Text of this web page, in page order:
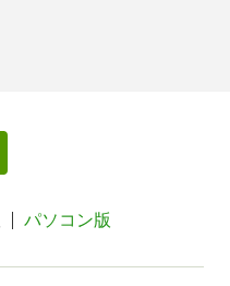
パソコン版